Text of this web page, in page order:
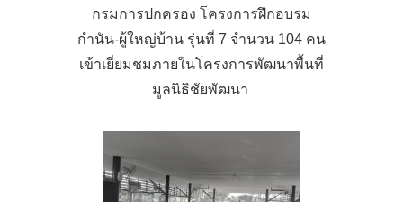
กรมการปกครอง โครงการฝึกอบรม
กำนัน-ผู้ใหญ่บ้าน รุ่นที่ 7 จำนวน 104 คน
เข้าเยี่ยมชมภายในโครงการพัฒนาพื้นที่
มูลนิธิชัยพัฒนา